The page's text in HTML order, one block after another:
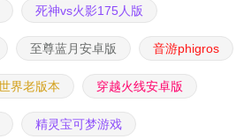
死神vs火影175人版
至尊蓝月安卓版 音游phigros
界老版本 穿越火线安卓版
精灵宝可梦游戏